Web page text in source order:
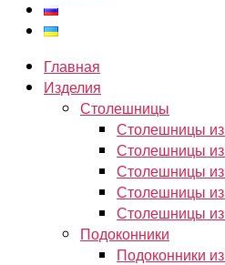
Главная
Изделия
Столешницы
Столешницы из
Столешницы
Столешницы
Столешницы из
Столешницы
Подоконники
Подоконники